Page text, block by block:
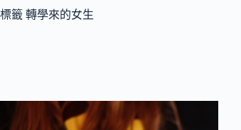
標籤 轉學來的女生